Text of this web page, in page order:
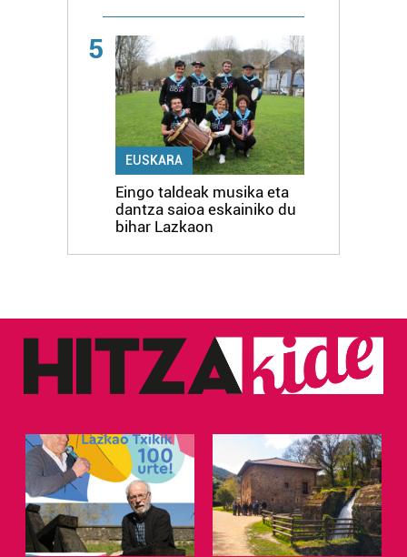
5
EUSKARA
Eingo taldeak musika eta
dantza saioa eskainiko du
bihar Lazkaon